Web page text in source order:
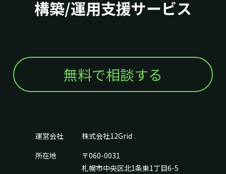
構築/運用支援サービス
無料で相談する
運営会社
株式会社12Grid
所在地
〒060-0031
札幌市中央区北1条東1丁目6-5